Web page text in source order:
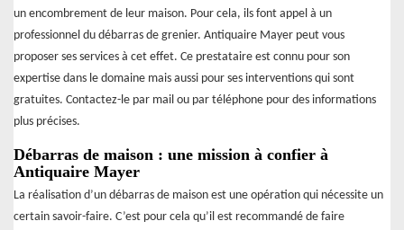
un encombrement de leur maison. Pour cela, ils font appel à un
professionnel du débarras de grenier. Antiquaire Mayer peut vous
proposer ses services à cet effet. Ce prestataire est connu pour son
expertise dans le domaine mais aussi pour ses interventions qui sont
gratuites. Contactez-le par mail ou par téléphone pour des informations
plus précises.
Débarras de maison : une mission à confier à
Antiquaire Mayer
La réalisation d’un débarras de maison est une opération qui nécessite un
certain savoir-faire. C’est pour cela qu’il est recommandé de faire